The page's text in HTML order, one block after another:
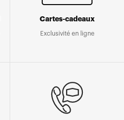
Cartes-cadeaux
Exclusivité en ligne